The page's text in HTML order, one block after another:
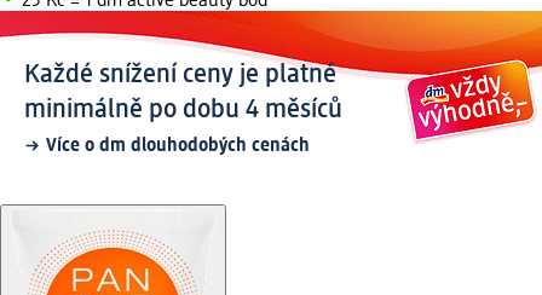
Každé snížení ceny je platné
minimálně po dobu 4 měsíců
Více o dm dlouhodobých cenách